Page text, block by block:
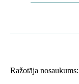
Ražotāja nosaukums: